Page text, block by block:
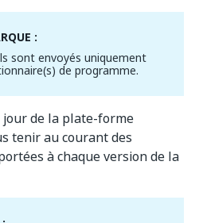
:
sont envoyés uniquement
de programme.
jour de la plate-forme
tenir au courant des
à chaque version de la